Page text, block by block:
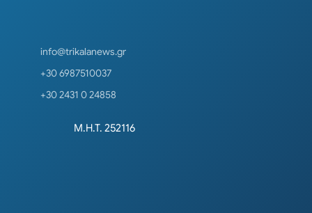
info@trikalanews.gr
+30 6987510037
+30 2431 0 24858
Μ.Η.Τ. 252116